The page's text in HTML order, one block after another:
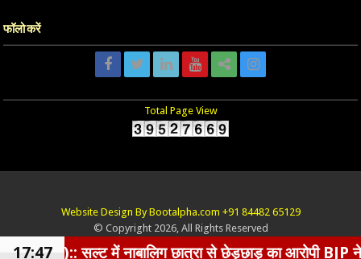
फॉलो करें
Total Page View
Website Design By Bootalpha.com +91 84482 65129
© Copyright 2026, All Rights Reserved
सल्ट में नाबालिग छात्रा से छेड़छाड़ का आरोपी BJP नेता
17:47